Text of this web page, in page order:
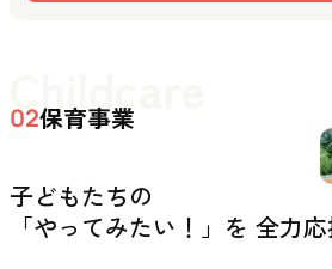
Childcare
02保育事業
子どもたちの
「やってみたい！」を 全力